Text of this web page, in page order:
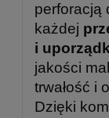
perforacją
każdej
i
jakości
trwałość i
Dzięki